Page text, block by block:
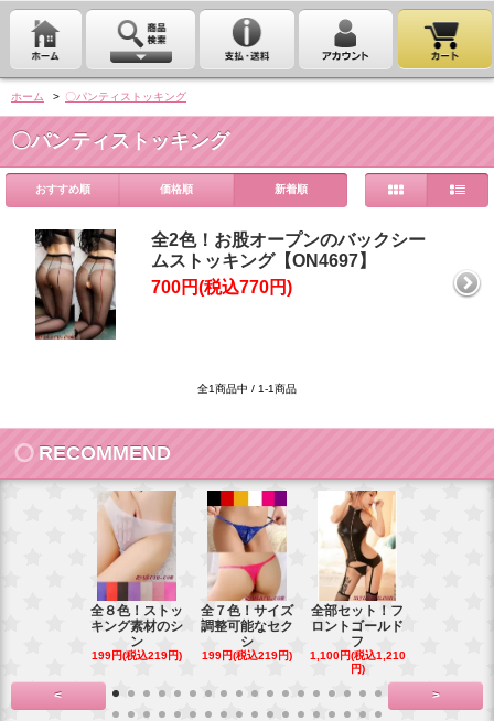
ホーム > 〇パンティストッキング
〇パンティストッキング
おすすめ順 価格順 新着順
全2色！お股オープンのバックシー
ムストッキング【ON4697】
700円(税込770円)
全1商品中 / 1-1商品
RECOMMEND
全８色！ストッ
キング素材のシ
ン
199円(税込219円)
全７色！サイズ
調整可能なセク
シ
199円(税込219円)
全部セット！フ
ロントゴールド
フ
1,100円(税込1,210
円)
< >